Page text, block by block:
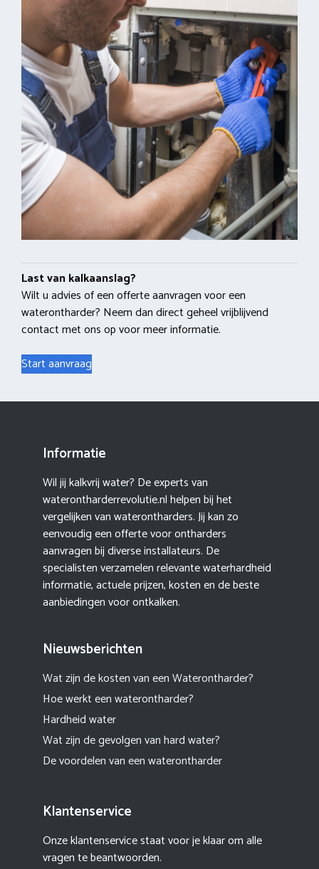
Last van kalkaanslag?
Wilt u advies of een offerte aanvragen voor een
waterontharder? Neem dan direct geheel vrijblijvend
contact met ons op voor meer informatie.
Start aanvraag
Informatie
Wil jij kalkvrij water? De experts van
waterontharderrevolutie.nl helpen bij het
vergelijken van waterontharders. Jij kan zo
eenvoudig een offerte voor ontharders
aanvragen bij diverse installateurs. De
specialisten verzamelen relevante waterhardheid
informatie, actuele prijzen, kosten en de beste
aanbiedingen voor ontkalken.
Nieuwsberichten
Wat zijn de kosten van een Waterontharder?
Hoe werkt een waterontharder?
Hardheid water
Wat zijn de gevolgen van hard water?
De voordelen van een waterontharder
Klantenservice
Onze klantenservice staat voor je klaar om alle
vragen te beantwoorden.